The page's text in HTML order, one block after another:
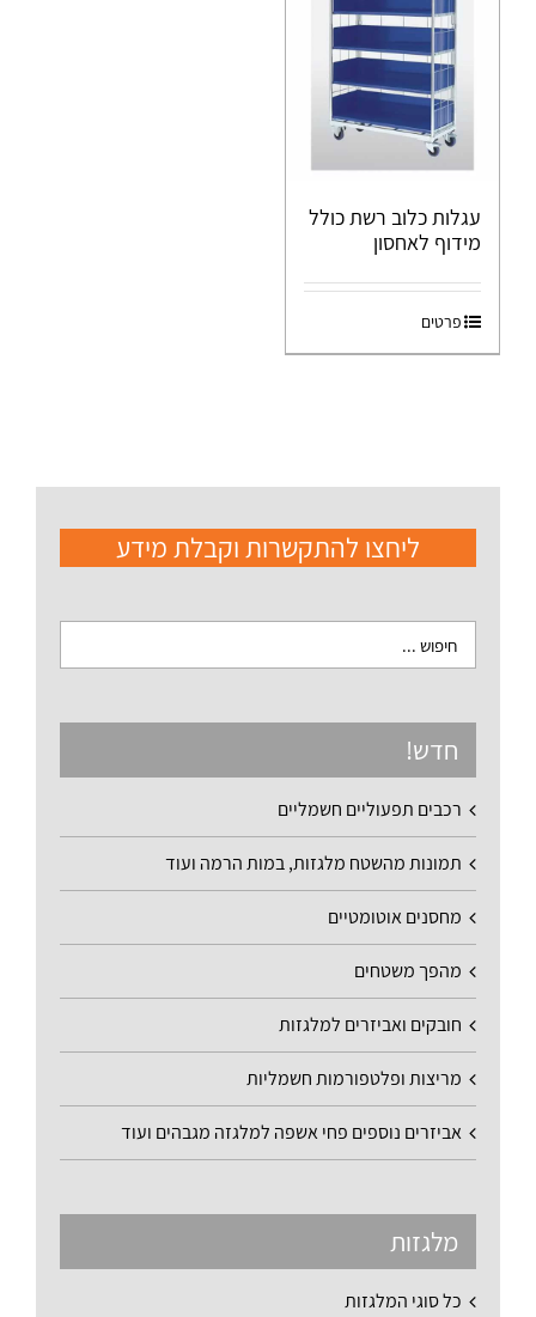
עגלות כלוב רשת כולל
מידוף לאחסון
פרטים
ליחצו להתקשרות וקבלת מידע
חדש!
רכבים תפעוליים חשמליים
תמונות מהשטח מלגזות, במות הרמה ועוד
מחסנים אוטומטיים
מהפך משטחים
חובקים ואביזרים למלגזות
מריצות ופלטפורמות חשמליות
אביזרים נוספים פחי אשפה למלגזה מגבהים ועוד
מלגזות
כל סוגי המלגזות